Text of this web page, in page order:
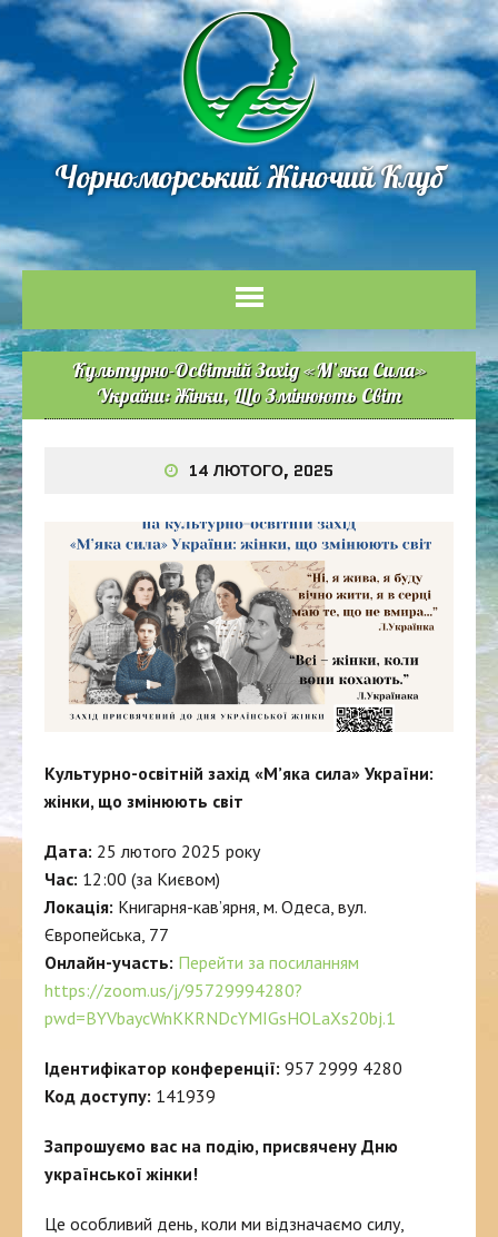
Чорноморський Жіночий Клуб
Культурно-Освітній Захід «М’яка Сила»
України: Жінки, Що Змінюють Світ
14 ЛЮТОГО, 2025
Культурно-освітній захід «М’яка сила» України:
жінки, що змінюють світ
Дата: 25 лютого 2025 року
Час: 12:00 (за Києвом)
Локація: Книгарня-кав’ярня, м. Одеса, вул.
Європейська, 77
Онлайн-участь: Перейти за посиланням
https://zoom.us/j/95729994280?
pwd=BYVbaycWnKKRNDcYMIGsHOLaXs20bj.1
Ідентифікатор конференції: 957 2999 4280
Код доступу: 141939
Запрошуємо вас на подію, присвячену Дню
української жінки!
Це особливий день, коли ми відзначаємо силу,